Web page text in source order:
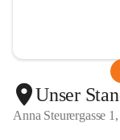
Unser
Anna Steurergasse